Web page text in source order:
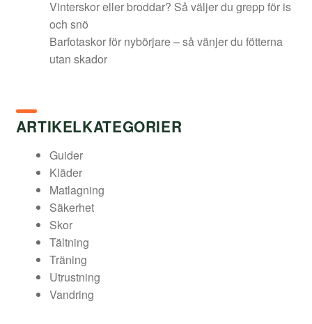
Vinterskor eller broddar? Så väljer du grepp för is
och snö
Barfotaskor för nybörjare – så vänjer du fötterna
utan skador
ARTIKELKATEGORIER
Guider
Kläder
Matlagning
Säkerhet
Skor
Tältning
Träning
Utrustning
Vandring